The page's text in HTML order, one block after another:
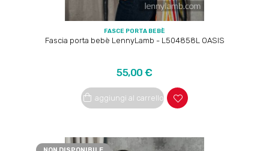
FASCE PORTA BEBÈ
Fascia porta bebè LennyLamb - L504858L OASIS
Prezzo
55,00 €
aggiungi al carrello